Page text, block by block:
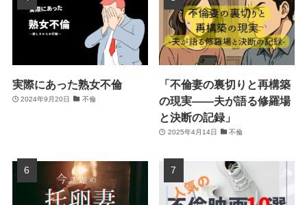
実際にあった熟女不倫
2024年9月20日 不倫
「不倫妻の裏切りと再構築
の現実――夫が語る修羅場
と決断の記録」
2025年4月14日 不倫